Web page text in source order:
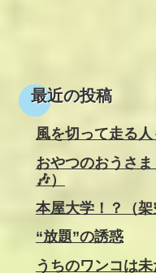
最近の投稿
風を切って走る人
おやつのおうさ
🎶）
本屋大学！？（架
“放題”の誘惑
うちのワンコは